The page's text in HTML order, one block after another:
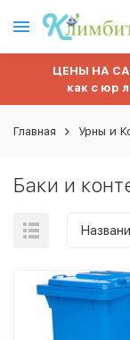
ЦЕНЫ НА
как с юр
Главная Урны и
Баки и